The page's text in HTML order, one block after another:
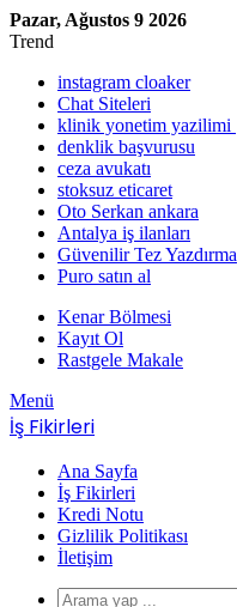
Pazar, Ağustos 9 2026
Trend
instagram cloaker
Chat Siteleri
klinik yonetim yazilimi
denklik başvurusu
ceza avukatı
stoksuz eticaret
Oto Serkan ankara
Antalya iş ilanları
Güvenilir Tez Yazdırma
Puro satın al
Kenar Bölmesi
Kayıt Ol
Rastgele Makale
Menü
İş Fikirleri
Ana Sayfa
İş Fikirleri
Kredi Notu
Gizlilik Politikası
İletişim